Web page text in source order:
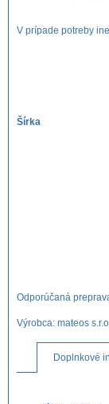
V prípade potreby
Šírka
Výrobca: mateos s.r.o.
Doplnkové